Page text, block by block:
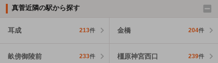
真菅近隣の駅から探す
耳成 213件 金橋 204件
畝傍御陵前 233件 橿原神宮西口 239件